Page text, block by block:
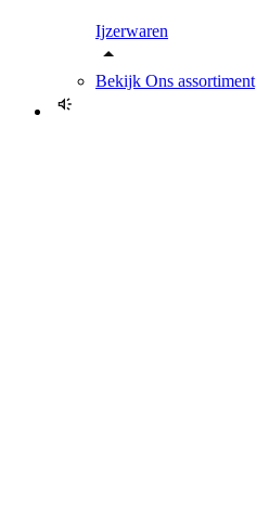
Ijzerwaren
Bekijk Ons assortiment